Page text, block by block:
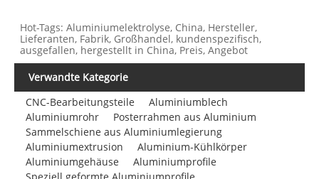
Hot-Tags: Aluminiumelektrolyse, China, Hersteller,
Lieferanten, Fabrik, Großhandel, kundenspezifisch,
ausgefallen, hergestellt in China, Preis, Angebot
Verwandte Kategorie
CNC-Bearbeitungsteile
Aluminiumblech
Aluminiumrohr
Posterrahmen aus Aluminium
Sammelschiene aus Aluminiumlegierung
Aluminiumextrusion
Aluminium-Kühlkörper
Aluminiumgehäuse
Aluminiumprofile